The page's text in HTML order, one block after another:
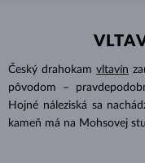
Český drahokam vltavín
pôvodom –
Hojné náleziská sa
kameň má na Mohsovej